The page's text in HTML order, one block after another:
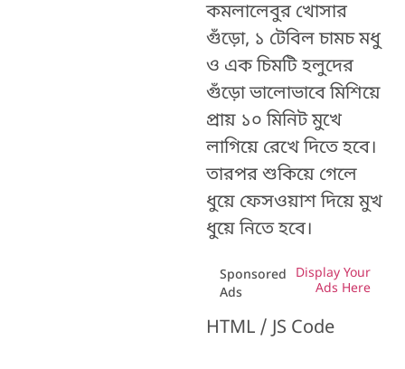
কমলালেবুর খোসার
গুঁড়ো, ১ টেবিল চামচ মধু
ও এক চিমটি হলুদের
গুঁড়ো ভালোভাবে মিশিয়ে
প্রায় ১০ মিনিট মুখে
লাগিয়ে রেখে দিতে হবে।
তারপর শুকিয়ে গেলে
ধুয়ে ফেসওয়াশ দিয়ে মুখ
ধুয়ে নিতে হবে।
Sponsored
Ads
Display Your
Ads Here
HTML / JS Code